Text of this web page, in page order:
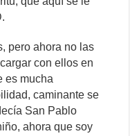
pero ahora no las
con ellos en
es mucha
caminante se
San Pablo
ahora que soy